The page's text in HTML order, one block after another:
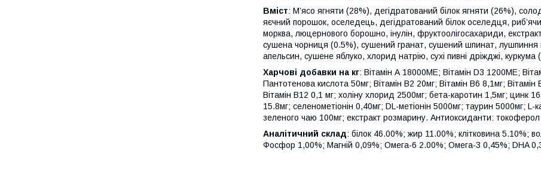
Вміст: М’ясо ягняти (28%), дегідратований білок ягняти (26%),
яєчний порошок, оселедець, дегідратований білок оселедця,
морква, люцернового борошно, інулін, фруктоолігосахариди,
сушена чорниця (0.5%), сушений гранат, сушений шпинат, лушпиння
апельсин, сушене яблуко, хлорид натрію, сухі пивні дріжджі,
Харчові добавки на кг: Вітамін А 18000МЕ; Вітамін D3 1200МЕ;
Пантотенова кислота 50мг; Вітамін В2 20мг; Вітамін В6 8,1мг;
Вітамін В12 0,1 мг; холіну хлорид 2500мг; бета-каротин 1,5мг; цинк
15.8мг; селенометіонін 0,40мг; DL-метіонін 5000мг; таурин 5000мг; L-
зеленого чаю 100мг; екстракт розмарину. Антиоксиданти: токоферол
Аналітичний склад: білок 46.00%; жир 11.00%; клітковина 5.10%;
Фосфор 1,00%; Магній 0,09%; Омега-6 2.00%; Омега-3 0,45%; DHA